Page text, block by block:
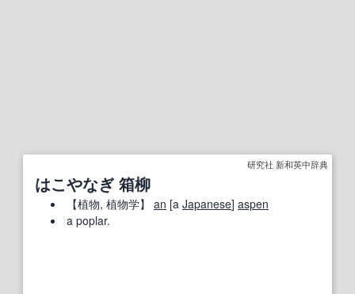
研究社 新和英中辞典
はこやなぎ 箱柳
【植物, 植物学】 an [a Japanese] aspen
a poplar.